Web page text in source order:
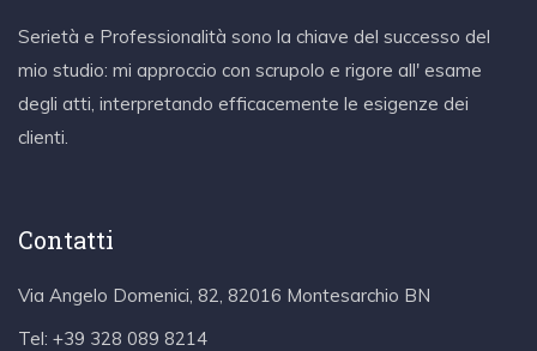
Serietà e Professionalità sono la chiave del successo del
mio studio: mi approccio con scrupolo e rigore all' esame
degli atti, interpretando efficacemente le esigenze dei
clienti.
Contatti
Via Angelo Domenici, 82, 82016 Montesarchio BN
Tel: +39 328 089 8214